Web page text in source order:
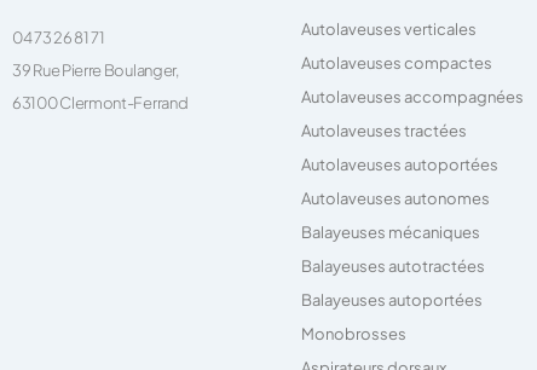
04 73 26 81 71
39 Rue Pierre Boulanger,
63100 Clermont-Ferrand
Autolaveuses verticales
Autolaveuses compactes
Autolaveuses accompagnées
Autolaveuses tractées
Autolaveuses autoportées
Autolaveuses autonomes
Balayeuses mécaniques
Balayeuses autotractées
Balayeuses autoportées
Monobrosses